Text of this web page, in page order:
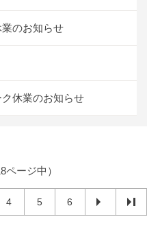
のお知らせ
休業のお知らせ
ページ中）
4 5 6